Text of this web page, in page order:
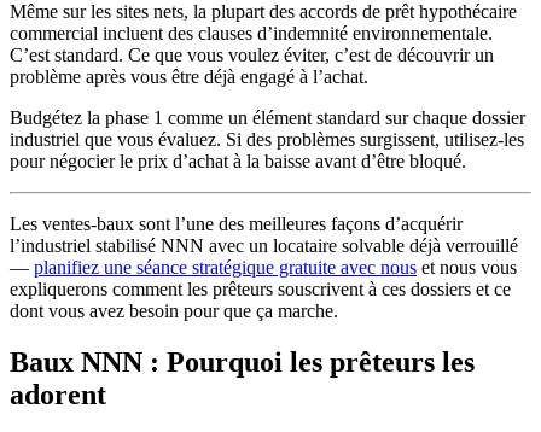
Même sur les sites nets, la plupart des accords de prêt hypothécaire
commercial incluent des clauses d’indemnité environnementale.
C’est standard. Ce que vous voulez éviter, c’est de découvrir un
problème après vous être déjà engagé à l’achat.
Budgétez la phase 1 comme un élément standard sur chaque dossier
industriel que vous évaluez. Si des problèmes surgissent, utilisez-les
pour négocier le prix d’achat à la baisse avant d’être bloqué.
Les ventes-baux sont l’une des meilleures façons d’acquérir
l’industriel stabilisé NNN avec un locataire solvable déjà verrouillé
— planifiez une séance stratégique gratuite avec nous et nous vous
expliquerons comment les prêteurs souscrivent à ces dossiers et ce
dont vous avez besoin pour que ça marche.
Baux NNN : Pourquoi les prêteurs les
adorent